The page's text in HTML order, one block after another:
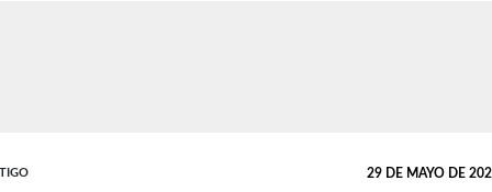
29 DE MAYO DE